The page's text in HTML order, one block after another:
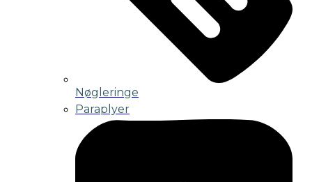
Nøgleringe
Paraplyer